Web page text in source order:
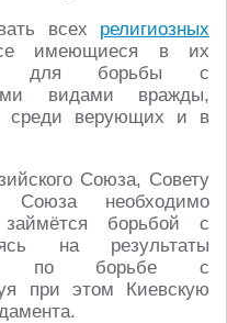
всех религиозных
имеющиеся в их
для борьбы с
видами вражды,
среди верующих и в
Союза, Совету
Союза необходимо
борьбой с
на результаты
по борьбе с
при этом Киевскую